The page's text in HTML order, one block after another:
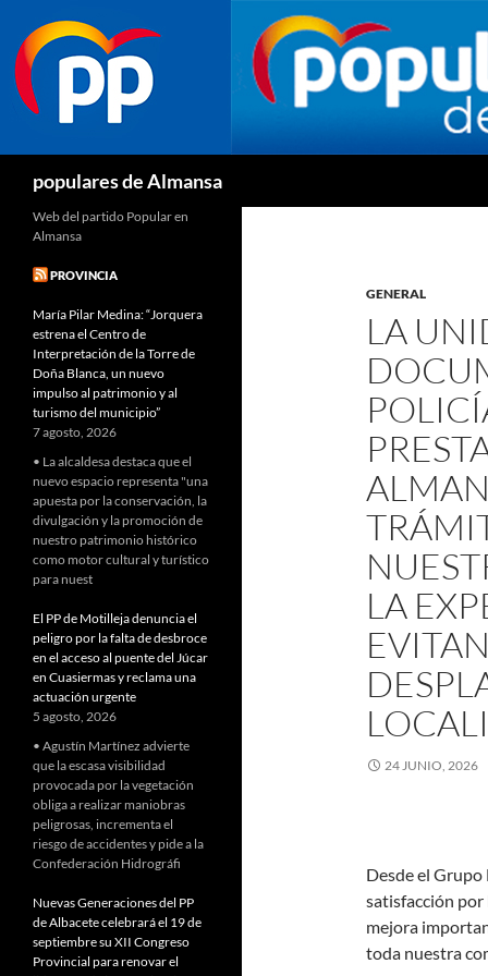
populares de Almansa
GENERAL
LA
LA
24 JUNIO, 2026
Desde el
satisfacción por
mejora
toda nuestra
Web del partido Popular en
Almansa
PROVINCIA
María Pilar Medina: “Jorquera
estrena el Centro de
Interpretación de la Torre de
Doña Blanca, un nuevo
impulso al patrimonio y al
turismo del municipio”
7 agosto, 2026
• La alcaldesa destaca que el
nuevo espacio representa "una
apuesta por la conservación, la
divulgación y la promoción de
nuestro patrimonio histórico
como motor cultural y turístico
para nuest
El PP de Motilleja denuncia el
peligro por la falta de desbroce
en el acceso al puente del Júcar
en Cuasiermas y reclama una
actuación urgente
5 agosto, 2026
• Agustín Martínez advierte
que la escasa visibilidad
provocada por la vegetación
obliga a realizar maniobras
peligrosas, incrementa el
riesgo de accidentes y pide a la
Confederación Hidrográfi
Nuevas Generaciones del PP
de Albacete celebrará el 19 de
septiembre su XII Congreso
Provincial para renovar el